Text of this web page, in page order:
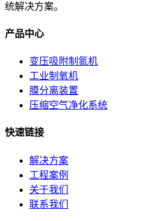
统解决方案。
产品中心
变压吸附制氮机
工业制氧机
膜分离装置
压缩空气净化系统
快速链接
解决方案
工程案例
关于我们
联系我们